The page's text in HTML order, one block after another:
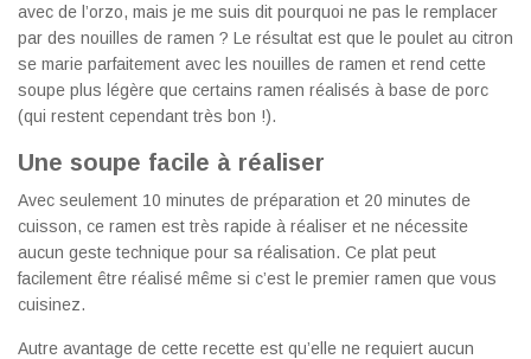
avec de l’orzo, mais je me suis dit pourquoi ne pas le remplacer
par des nouilles de ramen ? Le résultat est que le poulet au citron
se marie parfaitement avec les nouilles de ramen et rend cette
soupe plus légère que certains ramen réalisés à base de porc
(qui restent cependant très bon !).
Une soupe facile à réaliser
Avec seulement 10 minutes de préparation et 20 minutes de
cuisson, ce ramen est très rapide à réaliser et ne nécessite
aucun geste technique pour sa réalisation. Ce plat peut
facilement être réalisé même si c’est le premier ramen que vous
cuisinez.
Autre avantage de cette recette est qu’elle ne requiert aucun